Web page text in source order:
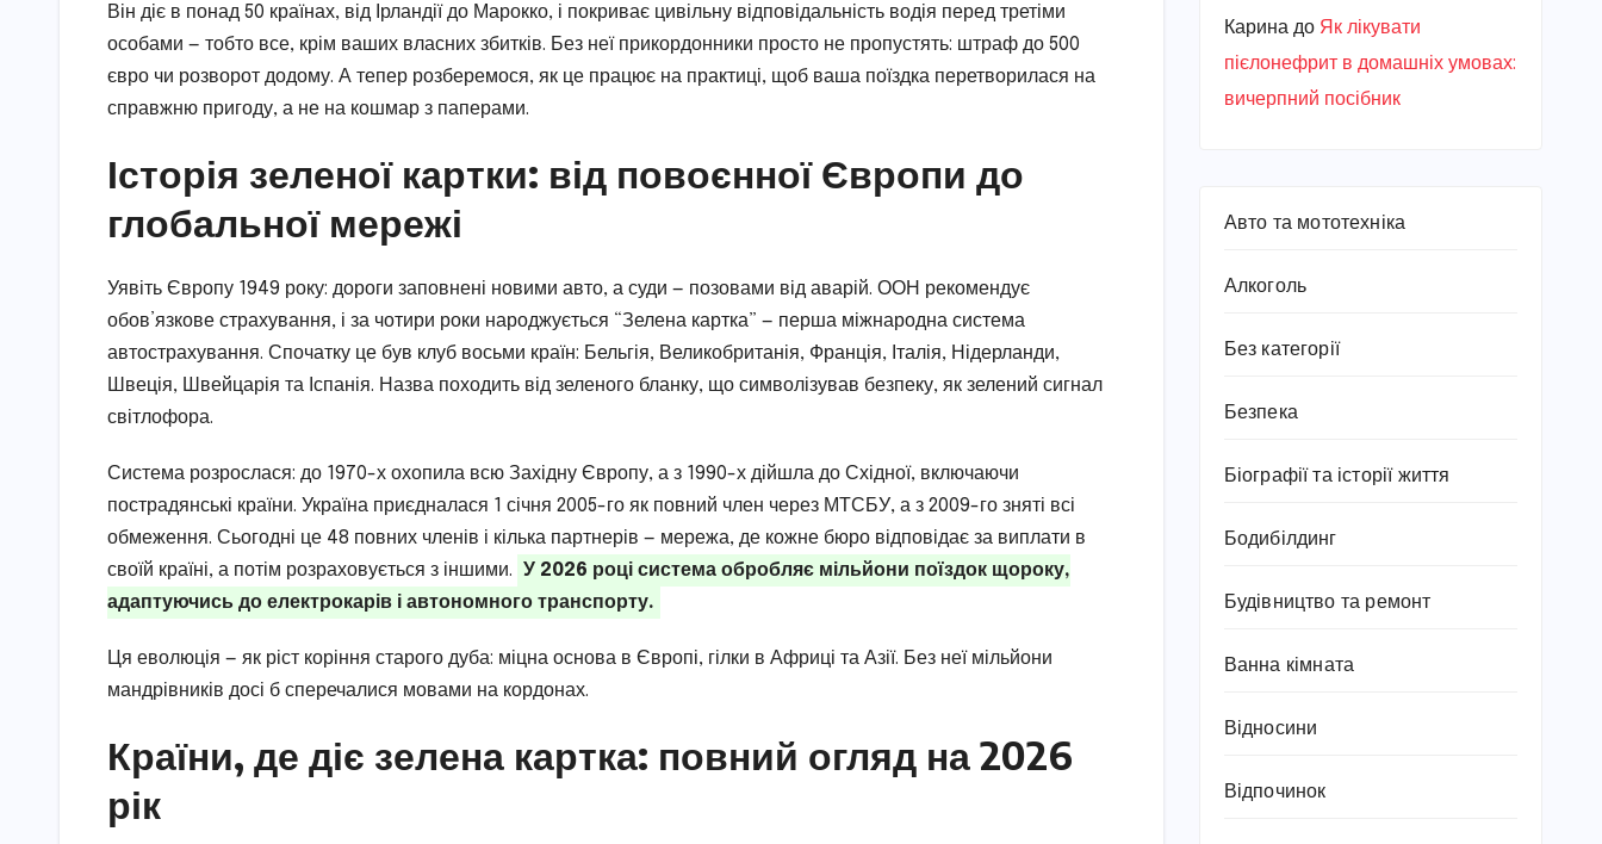
Він діє в понад 50 країнах, від Ірландії до Марокко, і покриває цивільну відповідальність водія перед третіми
особами — тобто все, крім ваших власних збитків. Без неї прикордонники просто не пропустять: штраф до 500
євро чи розворот додому. А тепер розберемося, як це працює на практиці, щоб ваша поїздка перетворилася на
справжню пригоду, а не на кошмар з паперами.
Історія зеленої картки: від повоєнної Європи до
глобальної мережі
Уявіть Європу 1949 року: дороги заповнені новими авто, а суди — позовами від аварій. ООН рекомендує
обов’язкове страхування, і за чотири роки народжується “Зелена картка” — перша міжнародна система
автострахування. Спочатку це був клуб восьми країн: Бельгія, Великобританія, Франція, Італія, Нідерланди,
Швеція, Швейцарія та Іспанія. Назва походить від зеленого бланку, що символізував безпеку, як зелений сигнал
світлофора.
Система розрослася: до 1970-х охопила всю Західну Європу, а з 1990-х дійшла до Східної, включаючи
пострадянські країни. Україна приєдналася 1 січня 2005-го як повний член через МТСБУ, а з 2009-го зняті всі
обмеження. Сьогодні це 48 повних членів і кілька партнерів — мережа, де кожне бюро відповідає за виплати в
своїй країні, а потім розраховується з іншими. У 2026 році система обробляє мільйони поїздок щороку,
адаптуючись до електрокарів і автономного транспорту.
Ця еволюція — як ріст коріння старого дуба: міцна основа в Європі, гілки в Африці та Азії. Без неї мільйони
мандрівників досі б сперечалися мовами на кордонах.
Країни, де діє зелена картка: повний огляд на 2026
рік
Каринадо Як лікувати
пієлонефрит в домашніх умовах:
вичерпний посібник
Авто та мототехніка
Алкоголь
Без категорії
Безпека
Біографії та історії життя
Бодибілдинг
Будівництво та ремонт
Ванна кімната
Відносини
Відпочинок